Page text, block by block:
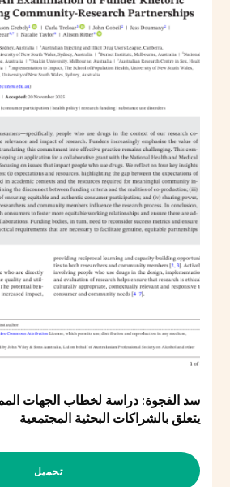
سد الفجوة: دراسة لخطاب الجهات
يتعلق بالشراكات البحثية المجتمعية
تحميل